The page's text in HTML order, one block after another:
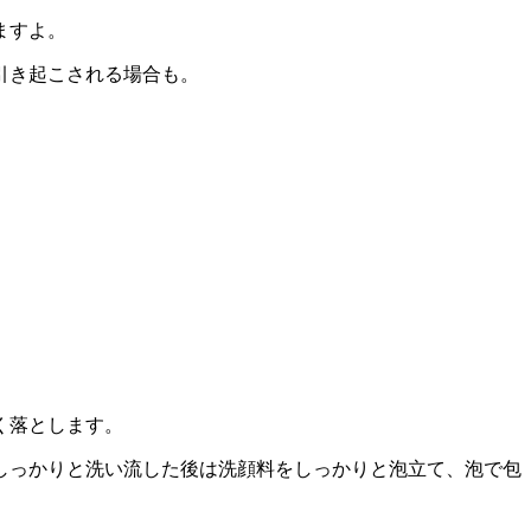
よ。
起こされる場合も。
とします。
かりと洗い流した後は洗顔料をしっかりと泡立て、泡で包